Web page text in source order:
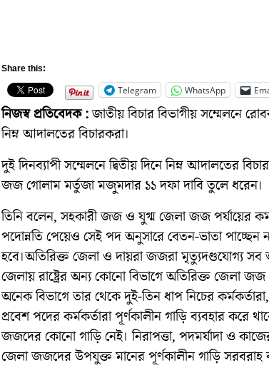
Share this:
Telegram
WhatsApp
নিজস্ব প্রতিবেদক :জাতীয় বিচার বিভাগীয় সম্মেলনে
নিম্ন আদালতের বিচারকরা।
দুই দিনব্যাপী সম্মেলনে দ্বিতীয় দিনে নিম্ন আদালতের
জজ গোলাম মর্তুজা মজুমদার ১১ দফা দাবি তুলে ধরেন।
তিনি বলেন, সহকারী জজ ও যুগ্ম জেলা জজ পর্যায়ের
পদোন্নতি পেয়েও সেই পদ অনুসারে বেতন-ভাতা
হবে।অতিরিক্ত জেলা ও দায়রা জজরা মৃত্যুদণ্ডযোগ্য সব
জেলায় রাষ্ট্রের অন্য কোনো বিভাগে অতিরিক্ত জেলা জজ
অনেক বিভাগে তার থেকে দুই-তিন ধাপ নিচের
প্রবেশ পদের কর্মকর্তারা পূর্ণকালীন গাড়ি ব্যবহার করে
জজদের কোনো গাড়ি নেই। নিরাপত্তা, পদমর্যাদা ও
জেলা জজদের উপযুক্ত মানের পূর্ণকালীন গাড়ি সরবরাহ